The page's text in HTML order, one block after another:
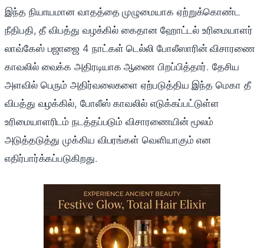
இந்த நியாயமான வாதத்தை முழுமையாக ஏற்றுக்கொண்ட
நீதிபதி, தீ விபத்து வழக்கில் கைதான ஹோட்டல் உரிமையாளர்
லாவ்கேஸ் பஜாஜை 4 நாட்கள் டெல்லி போலீஸாரின் விசாரணை
காவலில் வைக்க அதிரடியாக ஆணை பிறப்பித்தார். தேசிய
அளவில் பெரும் அதிர்வலைகளை ஏற்படுத்திய இந்த மெகா தீ
விபத்து வழக்கில், போலீஸ் காவலில் எடுக்கப்பட்டுள்ள
உரிமையாளரிடம் நடத்தப்படும் விசாரணையின் மூலம்
அடுத்தடுத்து முக்கிய விபரங்கள் வெளியாகும் என
எதிர்பார்க்கப்படுகிறது.